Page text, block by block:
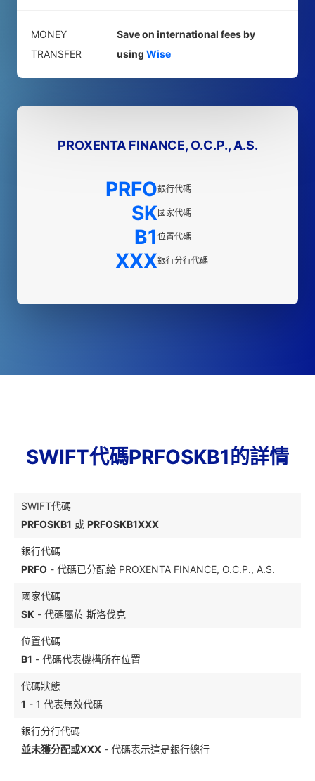
MONEY
TRANSFER
Save on international fees by
using Wise
PROXENTA FINANCE, O.C.P., A.S.
PRFO銀行代碼
SK國家代碼
B1 位置代碼
XXX銀行分行代碼
SWIFT代碼PRFOSKB1的詳情
SWIFT代碼
PRFOSKB1 或 PRFOSKB1XXX
銀行代碼
PRFO - 代碼已分配給 PROXENTA FINANCE, O.C.P., A.S.
國家代碼
SK - 代碼屬於 斯洛伐克
位置代碼
B1 - 代碼代表機構所在位置
代碼狀態
1 - 1 代表無效代碼
銀行分行代碼
並未獲分配或XXX - 代碼表示這是銀行總行